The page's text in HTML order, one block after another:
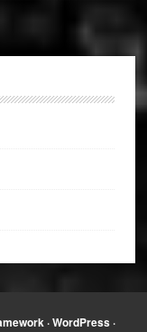
·WordPress ·